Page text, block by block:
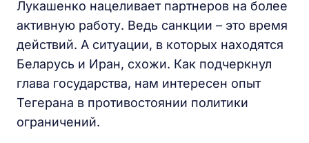
Лукашенко нацеливает партнеров на более
активную работу. Ведь санкции – это время
действий. А ситуации, в которых находятся
Беларусь и Иран, схожи. Как подчеркнул
глава государства, нам интересен опыт
Тегерана в противостоянии политики
ограничений.